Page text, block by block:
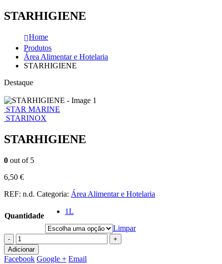
STARHIGIENE
Home
Produtos
Área Alimentar e Hotelaria
STARHIGIENE
Destaque
STAR MARINE
STARINOX
STARHIGIENE
0 out of 5
6,50 €
REF: n.d. Categoria: Área Alimentar e Hotelaria
Quantidade
1L
Limpar
-
+
Adicionar
Facebook Google + Email